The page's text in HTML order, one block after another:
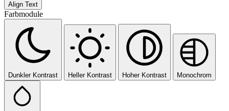
Align Text
Farbmodule
Dunkler Kontrast Heller Kontrast Hoher Kontrast Monochrom